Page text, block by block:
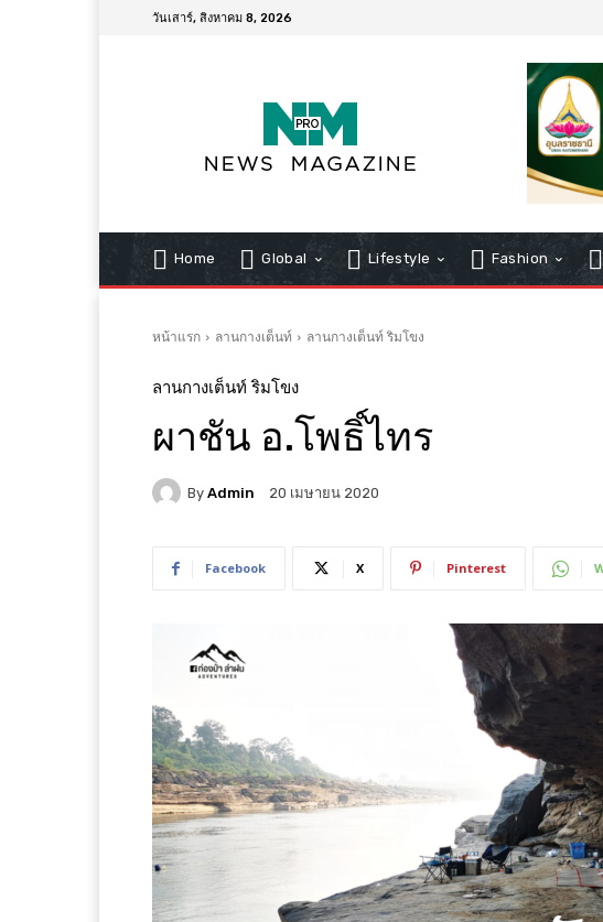
วันเสาร์, สิงหาคม 8, 2026
Home Global Lifestyle Fashion
หน้าแรก ลานกางเต็นท์ ลานกางเต็นท์ ริมโขง
ลานกางเต็นท์ ริมโขง
ผาชัน อ.โพธิ์ไทร
By Admin 20 เมษายน 2020
Facebook X Pinterest